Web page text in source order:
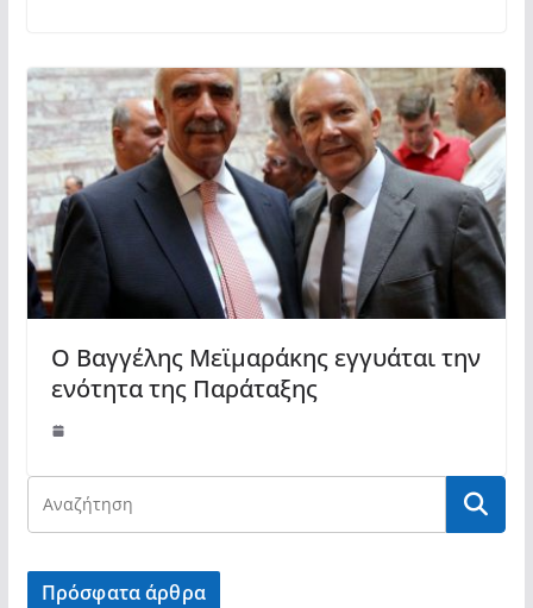
Ο Βαγγέλης Μεϊμαράκης εγγυάται την
ενότητα της Παράταξης
Πρόσφατα άρθρα